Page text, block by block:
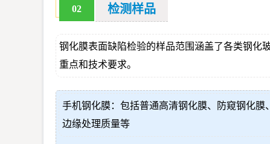
02 检测样品
钢化膜表面缺陷检验的样品范围涵盖了各类钢化
重点和技术要求。
手机钢化膜：包括普通高清钢化膜、防窥钢化
边缘处理质量等